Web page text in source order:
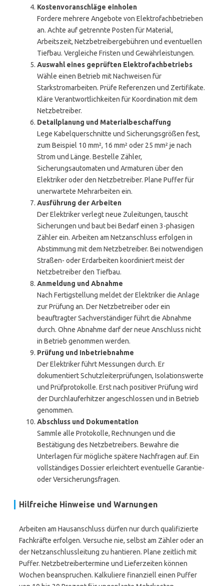
Kostenvoranschläge einholen
Fordere mehrere Angebote von Elektrofachbetrieben
an. Achte auf getrennte Posten für Material,
Arbeitszeit, Netzbetreibergebühren und eventuellen
Tiefbau. Vergleiche Fristen und Gewährleistungen.
Auswahl eines geprüften Elektrofachbetriebs
Wähle einen Betrieb mit Nachweisen für
Starkstromarbeiten. Prüfe Referenzen und Zertifikate.
Kläre Verantwortlichkeiten für Koordination mit dem
Netzbetreiber.
Detailplanung und Materialbeschaffung
Lege Kabelquerschnitte und Sicherungsgrößen fest,
zum Beispiel 10 mm², 16 mm² oder 25 mm² je nach
Strom und Länge. Bestelle Zähler,
Sicherungsautomaten und Armaturen über den
Elektriker oder den Netzbetreiber. Plane Puffer für
unerwartete Mehrarbeiten ein.
Ausführung der Arbeiten
Der Elektriker verlegt neue Zuleitungen, tauscht
Sicherungen und baut bei Bedarf einen 3-phasigen
Zähler ein. Arbeiten am Netzanschluss erfolgen in
Abstimmung mit dem Netzbetreiber. Bei notwendigen
Straßen- oder Erdarbeiten koordiniert meist der
Netzbetreiber den Tiefbau.
Anmeldung und Abnahme
Nach Fertigstellung meldet der Elektriker die Anlage
zur Prüfung an. Der Netzbetreiber oder ein
beauftragter Sachverständiger führt die Abnahme
durch. Ohne Abnahme darf der neue Anschluss nicht
in Betrieb genommen werden.
Prüfung und Inbetriebnahme
Der Elektriker führt Messungen durch. Er
dokumentiert Schutzleiterprüfungen, Isolationswerte
und Prüfprotokolle. Erst nach positiver Prüfung wird
der Durchlauferhitzer angeschlossen und in Betrieb
genommen.
Abschluss und Dokumentation
Sammle alle Protokolle, Rechnungen und die
Bestätigung des Netzbetreibers. Bewahre die
Unterlagen für mögliche spätere Nachfragen auf. Ein
vollständiges Dossier erleichtert eventuelle Garantie-
oder Versicherungsfragen.
Hilfreiche Hinweise und Warnungen
Arbeiten am Hausanschluss dürfen nur durch qualifizierte
Fachkräfte erfolgen. Versuche nie, selbst am Zähler oder an
der Netzanschlussleitung zu hantieren. Plane zeitlich mit
Puffer. Netzbetreibertermine und Lieferzeiten können
Wochen beanspruchen. Kalkuliere finanziell einen Puffer